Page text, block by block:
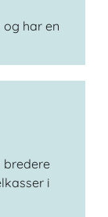
og har en
bredere
i